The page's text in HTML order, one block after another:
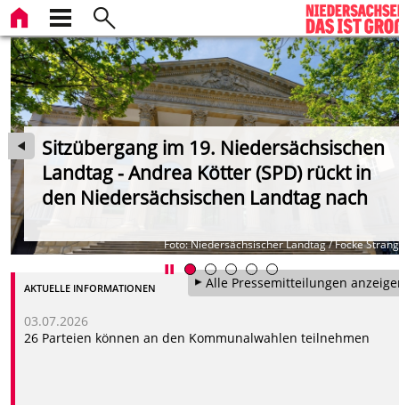
Sitzübergang im 19. Niedersächsischen
Landtag - Andrea Kötter (SPD) rückt in
den Niedersächsischen Landtag nach
Foto: Niedersächsischer Landtag / Focke
Alle Pressemitteilungen
AKTUELLE INFORMATIONEN
03.07.2026
26 Parteien können an den Kommunalwahlen teilnehmen